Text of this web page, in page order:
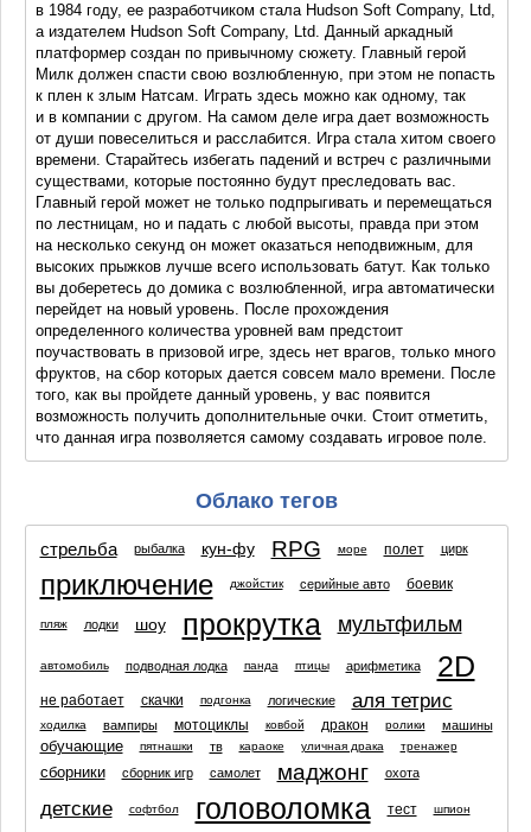
в 1984 году, ее разработчиком стала Hudson Soft Company, Ltd,
а издателем Hudson Soft Company, Ltd. Данный аркадный
платформер создан по привычному сюжету. Главный герой
Милк должен спасти свою возлюбленную, при этом не попасть
к плен к злым Натсам. Играть здесь можно как одному, так
и в компании с другом. На самом деле игра дает возможность
от души повеселиться и расслабится. Игра стала хитом своего
времени. Старайтесь избегать падений и встреч с различными
существами, которые постоянно будут преследовать вас.
Главный герой может не только подпрыгивать и перемещаться
по лестницам, но и падать с любой высоты, правда при этом
на несколько секунд он может оказаться неподвижным, для
высоких прыжков лучше всего использовать батут. Как только
вы доберетесь до домика с возлюбленной, игра автоматически
перейдет на новый уровень. После прохождения
определенного количества уровней вам предстоит
поучаствовать в призовой игре, здесь нет врагов, только много
фруктов, на сбор которых дается совсем мало времени. После
того, как вы пройдете данный уровень, у вас появится
возможность получить дополнительные очки. Стоит отметить,
что данная игра позволяется самому создавать игровое поле.
Облако тегов
стрельба рыбалка кун-фу RPG море полет цирк
приключение джойстик серийные авто боевик
пляж лодки шоу прокрутка мультфильм
автомобиль подводная лодка панда птицы арифметика 2D
не работает скачки подгонка логические аля тетрис
ходилка вампиры мотоциклы ковбой дракон ролики машины
обучающие пятнашки тв караоке уличная драка тренажер
сборники сборник игр самолет маджонг охота
детские софтбол головоломка тест шпион